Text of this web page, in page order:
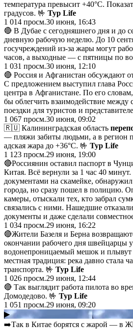
температура превысит +40°C.
градусов. 🤟 Тур Life
1 014 просм.30 июня, 16:43
🔴 В Дубае с сегодняшнего дня и до
дневную рабочую неделю. До 10
госучреждений из-за жары могут
часов, а выходные — с пятницы по
1 031 просм.30 июня, 12:10
🔴 Россия и Афганистан обсуждают
С предложением выступил глава
центра в Афганистане. По его
бы облегчить взаимодействие между
поездки для туристов и
1 067 просм.30 июня, 09:02
🇷🇺 Калининградская область
— пляжи забиты людьми, а в регион
адская жара до +36°C. 🤟 Тур Life
1 123 просм.29 июня, 19:00
🔴Россиянин оставил паспорт в
Китая. Всё вернули за 1 час 40
документами на скамейке,
города, но сразу пошел в полицию.
камеры, отыскали тех, кто забрал
связались с ними. Нашедшие
документы и даже сделали
1 034 просм.29 июня, 16:22
🔴Жители Базеля и Берна
окончании рабочего дня швейцарцы
водонепроницаемый мешок и
местная традиция: река давно стала
транспорта. 🤟 Тур Life
1 026 просм.29 июня, 12:44
🔴 Так выглядит работа пилота во
Домодедово. 🤟 Тур Life
1 051 просм.29 июня, 09:20
▶
➡️Так в Китае борятся с жарой — в